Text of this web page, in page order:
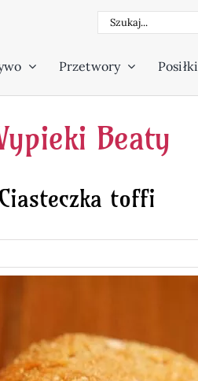
Szukaj
Przetwory Posiłki
Beaty
toffi